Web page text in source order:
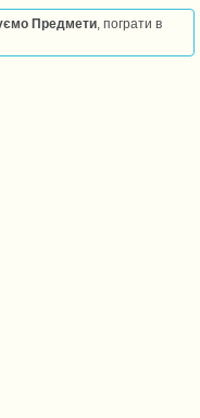
Предмети, пограти в